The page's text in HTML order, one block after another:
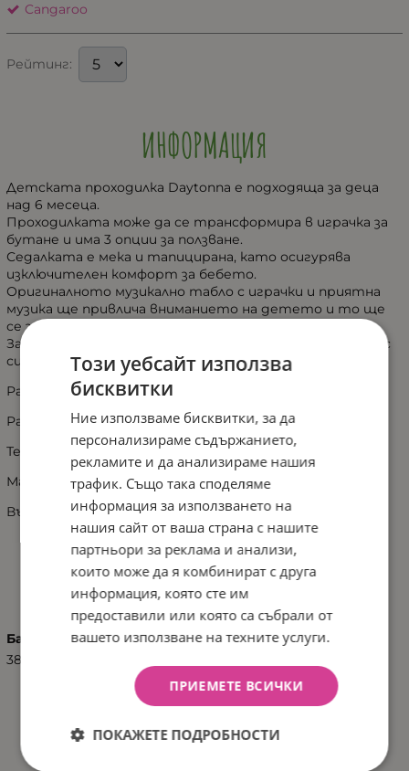
Cangaroo
Рейтинг:
ИНФОРМАЦИЯ
Детската проходилка Daytonna е подходяща за деца
над 6 месеца.
Проходилката може да се трансформира в играчка за
бутане и има 3 опции за ползване.
Седалката е мека и тапицирана, като осигурява
изключителен комфорт за бебето.
Оригиналното музикално табло с играчки и приятна
музика ще привлича вниманието на детето и то ще
се забавлява часове наред.
За по голяма безопасност проходилката разполага със
силиконови стопери .
Размер: 70x64x54 см
Размер на опаковка: 14x59x72 см
Тегло кг: 4.5
Максимално тегло кг: 9
Възраст: 6 месеца +
ХАРАКТЕРИСТИКИ
Баркод (ISBN, UPC, др.)
3800146244255
ДОКУМЕНТИ ЗА СВАЛЯНЕ
Този уебсайт използва
бисквитки
Ние използваме бисквитки, за да
персонализираме съдържанието,
рекламите и да анализираме нашия
трафик. Също така споделяме
информация за използването на
нашия сайт от ваша страна с нашите
партньори за реклама и анализи,
които може да я комбинират с друга
информация, която сте им
предоставили или която са събрали от
вашето използване на техните услуги.
ПРИЕМЕТЕ ВСИЧКИ
ПОКАЖЕТЕ ПОДРОБНОСТИ